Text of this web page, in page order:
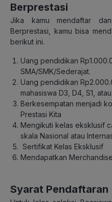
Berprestasi
Jika kamu mendaftar
Berprestasi, kamu bisa
berikut ini.
Uang pendidikan
SMA/SMK/Sederajat.
Uang pendidikan
mahasiswa D3, D4, S1,
Berkesempatan menjadi
Prestasi Kita
Mengikuti kelas eksklusif
skala Nasional atau
Sertifikat Kelas Eksklusif
Mendapatkan
Syarat Pendaftaran